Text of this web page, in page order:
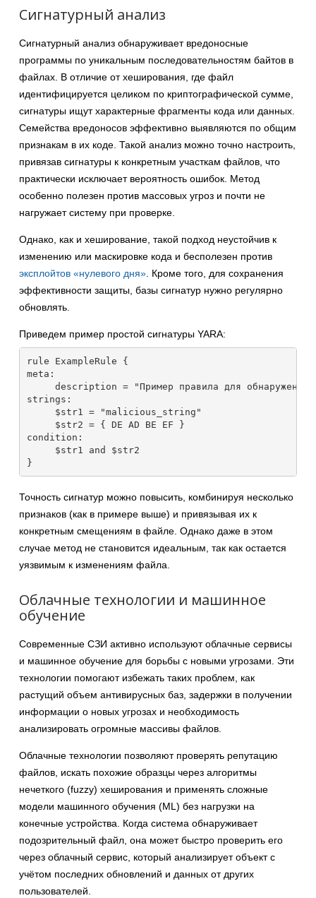
Сигнатурный анализ
Сигнатурный анализ обнаруживает вредоносные
программы по уникальным последовательностям байтов в
файлах. В отличие от хеширования, где файл
идентифицируется целиком по криптографической сумме,
сигнатуры ищут характерные фрагменты кода или данных.
Семейства вредоносов эффективно выявляются по общим
признакам в их коде. Такой анализ можно точно настроить,
привязав сигнатуры к конкретным участкам файлов, что
практически исключает вероятность ошибок. Метод
особенно полезен против массовых угроз и почти не
нагружает систему при проверке.
Однако, как и хеширование, такой подход неустойчив к
изменению или маскировке кода и бесполезен против
эксплойтов «нулевого дня». Кроме того, для сохранения
эффективности защиты, базы сигнатур нужно регулярно
обновлять.
Приведем пример простой сигнатуры YARA:
rule ExampleRule {
meta:
description = "Пример правила для обнаружения
strings:
$str1 = "malicious_string"
$str2 = { DE AD BE EF }
condition:
$str1 and $str2
}
Точность сигнатур можно повысить, комбинируя несколько
признаков (как в примере выше) и привязывая их к
конкретным смещениям в файле. Однако даже в этом
случае метод не становится идеальным, так как остается
уязвимым к изменениям файла.
Облачные технологии и машинное
обучение
Современные СЗИ активно используют облачные сервисы
и машинное обучение для борьбы с новыми угрозами. Эти
технологии помогают избежать таких проблем, как
растущий объем антивирусных баз, задержки в получении
информации о новых угрозах и необходимость
анализировать огромные массивы файлов.
Облачные технологии позволяют проверять репутацию
файлов, искать похожие образцы через алгоритмы
нечеткого (fuzzy) хеширования и применять сложные
модели машинного обучения (ML) без нагрузки на
конечные устройства. Когда система обнаруживает
подозрительный файл, она может быстро проверить его
через облачный сервис, который анализирует объект с
учётом последних обновлений и данных от других
пользователей.